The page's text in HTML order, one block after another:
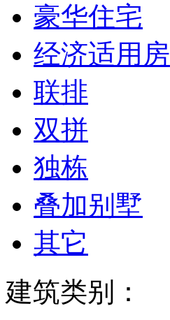
豪华住宅
经济适用房
联排
双拼
独栋
叠加别墅
其它
建筑类别：